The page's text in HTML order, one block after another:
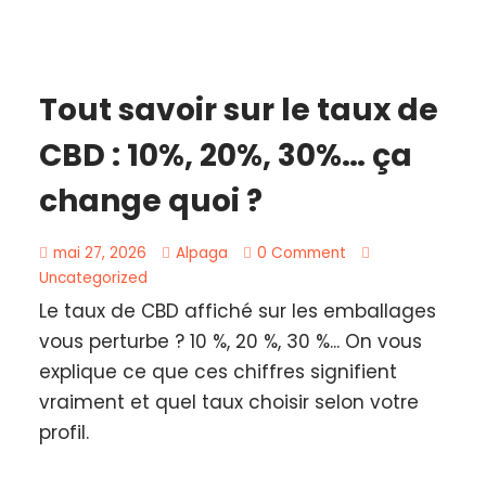
Tout savoir sur le taux de
CBD : 10%, 20%, 30%… ça
change quoi ?
mai 27, 2026 Alpaga
0 Comment
Uncategorized
Le taux de CBD affiché sur les emballages
vous perturbe ? 10 %, 20 %, 30 %... On vous
explique ce que ces chiffres signifient
vraiment et quel taux choisir selon votre
profil.